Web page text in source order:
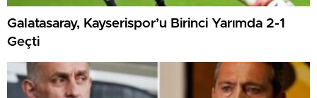
Galatasaray, Kayserispor’u Birinci Yarımda 2-1
Geçti